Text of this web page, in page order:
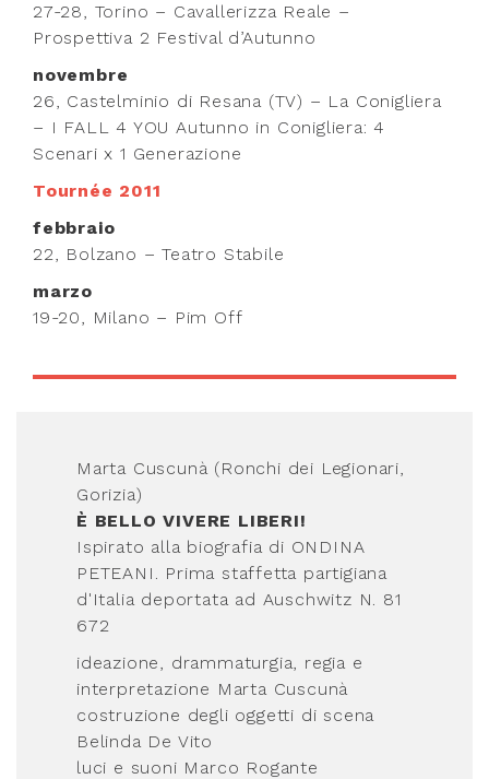
27-28, Torino – Cavallerizza Reale –
Prospettiva 2 Festival d’Autunno
novembre
26, Castelminio di Resana (TV) – La Conigliera
– I FALL 4 YOU Autunno in Conigliera: 4
Scenari x 1 Generazione
Tournée 2011
febbraio
22, Bolzano – Teatro Stabile
marzo
19-20, Milano – Pim Off
Marta Cuscunà (Ronchi dei Legionari,
Gorizia)
È BELLO VIVERE LIBERI!
Ispirato alla biografia di ONDINA
PETEANI. Prima staffetta partigiana
d'Italia deportata ad Auschwitz N. 81
672
ideazione, drammaturgia, regia e
interpretazione Marta Cuscunà
costruzione degli oggetti di scena
Belinda De Vito
luci e suoni Marco Rogante